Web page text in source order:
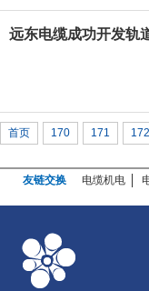
远东电缆成功开发轨
首页 170 171 172
友链交换 电缆机电